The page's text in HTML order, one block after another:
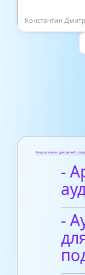
Аудиосказки для детей
-
-